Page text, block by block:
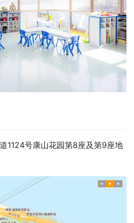
1124号康山花园第8座及第9座地